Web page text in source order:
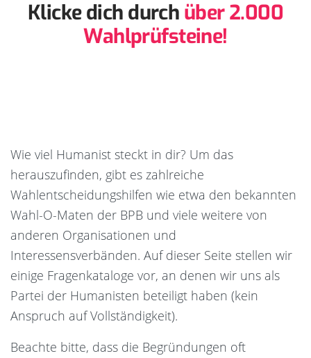
Klicke dich durch über 2.000
Wahlprüfsteine!
Wie viel Humanist steckt in dir? Um das
herauszufinden, gibt es zahlreiche
Wahlentscheidungshilfen wie etwa den bekannten
Wahl-O-Maten der BPB und viele weitere von
anderen Organisationen und
Interessensverbänden. Auf dieser Seite stellen wir
einige Fragenkataloge vor, an denen wir uns als
Partei der Humanisten beteiligt haben (kein
Anspruch auf Vollständigkeit).
Beachte bitte, dass die Begründungen oft